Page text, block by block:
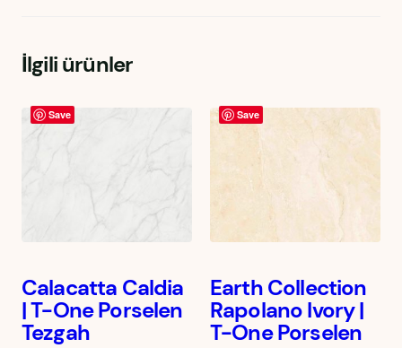
İlgili ürünler
Save
Calacatta Caldia
| T-One Porselen
Tezgah
Save
Earth Collection
Rapolano Ivory |
T-One Porselen